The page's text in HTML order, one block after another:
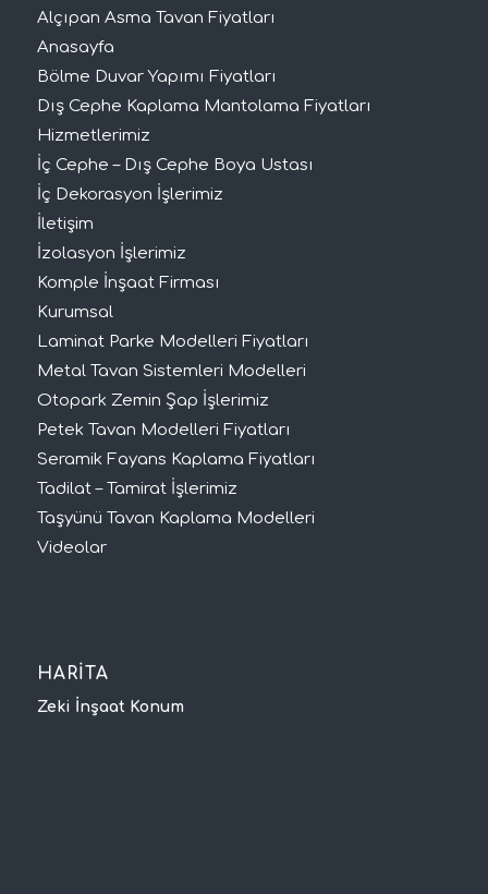
Alçıpan Asma Tavan Fiyatları
Anasayfa
Bölme Duvar Yapımı Fiyatları
Dış Cephe Kaplama Mantolama Fiyatları
Hizmetlerimiz
İç Cephe – Dış Cephe Boya Ustası
İç Dekorasyon İşlerimiz
İletişim
İzolasyon İşlerimiz
Komple İnşaat Firması
Kurumsal
Laminat Parke Modelleri Fiyatları
Metal Tavan Sistemleri Modelleri
Otopark Zemin Şap İşlerimiz
Petek Tavan Modelleri Fiyatları
Seramik Fayans Kaplama Fiyatları
Tadilat – Tamirat İşlerimiz
Taşyünü Tavan Kaplama Modelleri
Videolar
HARİTA
Zeki İnşaat Konum